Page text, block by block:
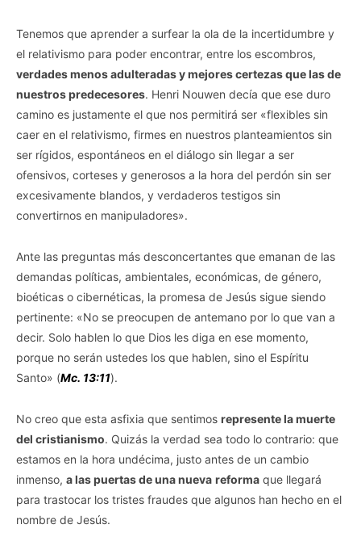
Tenemos que aprender a surfear la ola de la incertidumbre y
el relativismo para poder encontrar, entre los escombros,
verdades menos adulteradas y mejores certezas que las de
nuestros predecesores. Henri Nouwen decía que ese duro
camino es justamente el que nos permitirá ser «flexibles sin
caer en el relativismo, firmes en nuestros planteamientos sin
ser rígidos, espontáneos en el diálogo sin llegar a ser
ofensivos, corteses y generosos a la hora del perdón sin ser
excesivamente blandos, y verdaderos testigos sin
convertirnos en manipuladores».
Ante las preguntas más desconcertantes que emanan de las
demandas políticas, ambientales, económicas, de género,
bioéticas o cibernéticas, la promesa de Jesús sigue siendo
pertinente: «No se preocupen de antemano por lo que van a
decir. Solo hablen lo que Dios les diga en ese momento,
porque no serán ustedes los que hablen, sino el Espíritu
Santo» (Mc. 13:11).
No creo que esta asfixia que sentimos represente la muerte
del cristianismo. Quizás la verdad sea todo lo contrario: que
estamos en la hora undécima, justo antes de un cambio
inmenso, a las puertas de una nueva reforma que llegará
para trastocar los tristes fraudes que algunos han hecho en el
nombre de Jesús.